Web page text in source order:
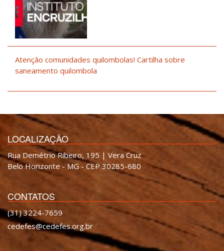
Atenção comunidades quilombolas! Cartilha sobre
saneamento quilombola
LOCALIZAÇÃO
Rua Demétrio Ribeiro, 195 | Vera Cruz
Belo Horizonte - MG - CEP 30285-680
CONTATOS
(31) 3224-7659
cedefes@cedefes.org.br